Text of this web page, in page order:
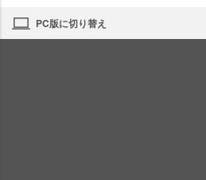
PC版に切り替え